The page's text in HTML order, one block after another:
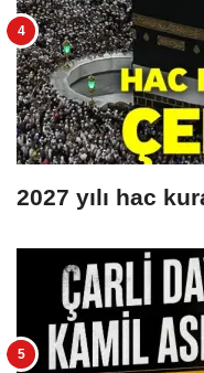
2027 yılı hac